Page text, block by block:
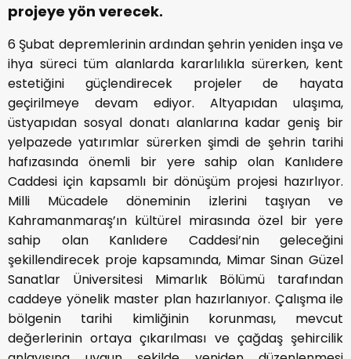
projeye yön verecek.
6 Şubat depremlerinin ardından şehrin yeniden inşa ve
ihya süreci tüm alanlarda kararlılıkla sürerken, kent
estetiğini güçlendirecek projeler de hayata
geçirilmeye devam ediyor. Altyapıdan ulaşıma,
üstyapıdan sosyal donatı alanlarına kadar geniş bir
yelpazede yatırımlar sürerken şimdi de şehrin tarihi
hafızasında önemli bir yere sahip olan Kanlıdere
Caddesi için kapsamlı bir dönüşüm projesi hazırlıyor.
Milli Mücadele döneminin izlerini taşıyan ve
Kahramanmaraş’ın kültürel mirasında özel bir yere
sahip olan Kanlıdere Caddesi’nin geleceğini
şekillendirecek proje kapsamında, Mimar Sinan Güzel
Sanatlar Üniversitesi Mimarlık Bölümü tarafından
caddeye yönelik master plan hazırlanıyor. Çalışma ile
bölgenin tarihi kimliğinin korunması, mevcut
değerlerinin ortaya çıkarılması ve çağdaş şehircilik